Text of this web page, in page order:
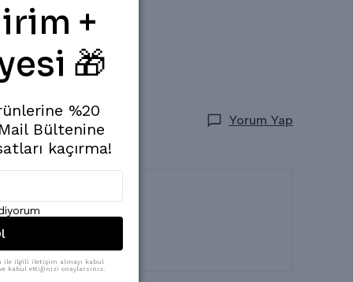
Yorum Yap
+
🎁
%20
Bültenine
kaçırma!
ile ilgili iletişim almayı kabul
kabul ettiğinizi onaylarsınız.